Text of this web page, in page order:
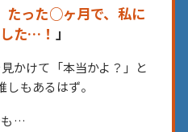
たった○ヶ月で、私に
た…！ 」
かけて 「本当かよ？」と
しもあるはず。
も…